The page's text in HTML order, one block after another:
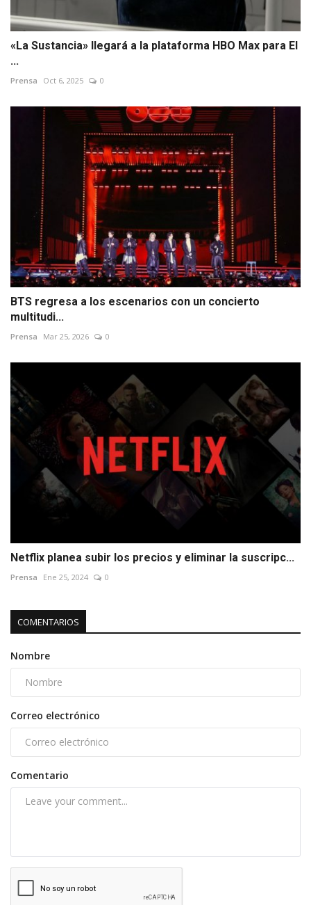
«La Sustancia» llegará a la plataforma HBO Max para El
...
Prensa Oct 6, 2025 0
BTS regresa a los escenarios con un concierto
multitudi...
Prensa Mar 25, 2026 0
Netflix planea subir los precios y eliminar la suscripc...
Prensa Ene 25, 2024 0
COMENTARIOS
Nombre
Correo electrónico
Comentario